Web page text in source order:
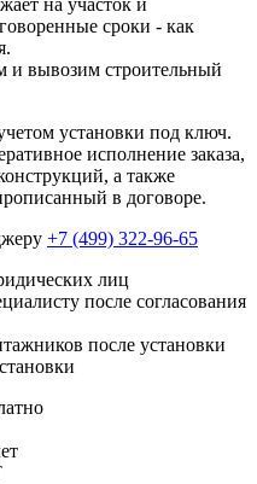
сроки - как
и вывозим строительный
установки под ключ.
исполнение заказа,
а также
в договоре.
+7 (499) 322-96-65
лиц
после согласования
после установки